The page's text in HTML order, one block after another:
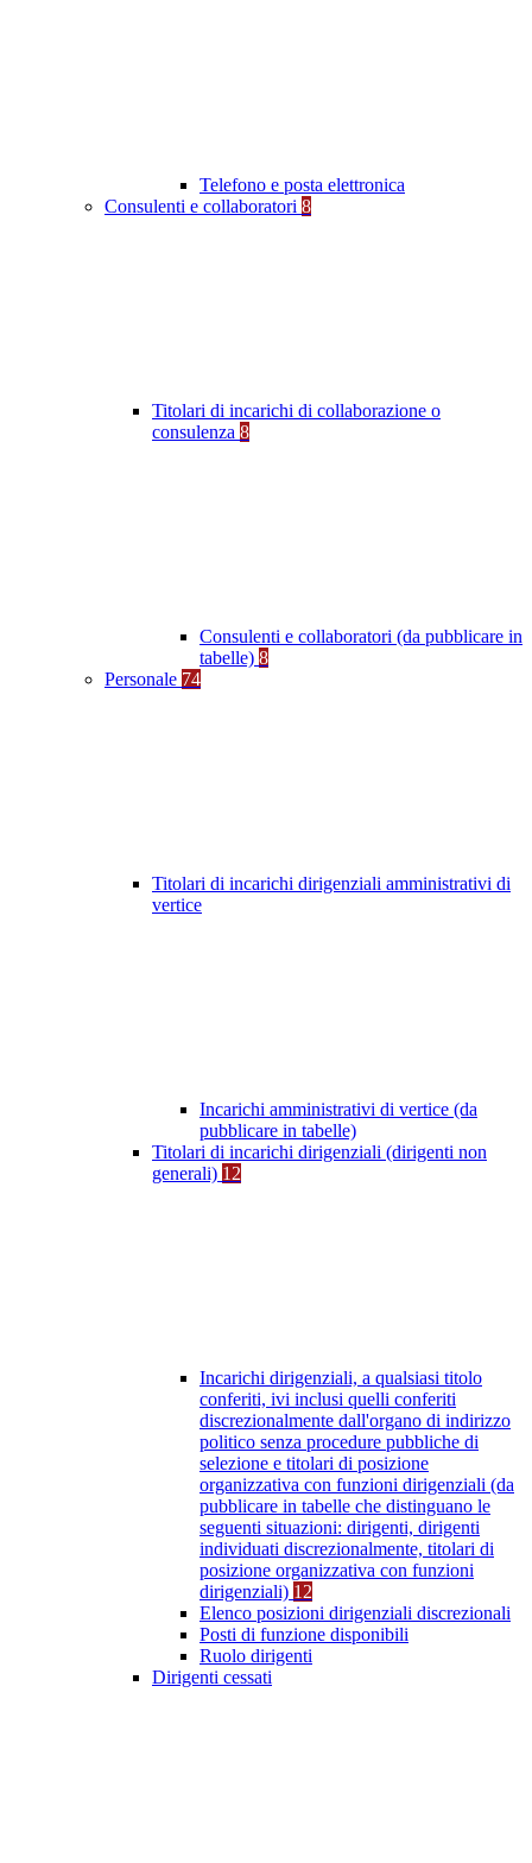
Telefono e posta elettronica
Consulenti e collaboratori 8
Titolari di incarichi di collaborazione o
consulenza 8
Consulenti e collaboratori (da pubblicare in
tabelle) 8
Personale 74
Titolari di incarichi dirigenziali amministrativi di
vertice
Incarichi amministrativi di vertice (da
pubblicare in tabelle)
Titolari di incarichi dirigenziali (dirigenti non
generali) 12
Incarichi dirigenziali, a qualsiasi titolo
conferiti, ivi inclusi quelli conferiti
discrezionalmente dall'organo di indirizzo
politico senza procedure pubbliche di
selezione e titolari di posizione
organizzativa con funzioni dirigenziali (da
pubblicare in tabelle che distinguano le
seguenti situazioni: dirigenti, dirigenti
individuati discrezionalmente, titolari di
posizione organizzativa con funzioni
dirigenziali) 12
Elenco posizioni dirigenziali discrezionali
Posti di funzione disponibili
Ruolo dirigenti
Dirigenti cessati